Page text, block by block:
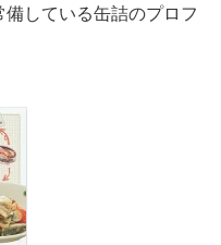
している缶詰のプロフ